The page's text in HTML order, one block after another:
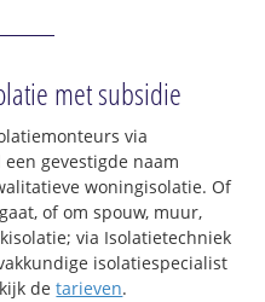
met subsidie
via
gevestigde naam
woningisolatie. Of
gaat, of om spouw, muur,
via Isolatietechniek
isolatiespecialist
detarieven.